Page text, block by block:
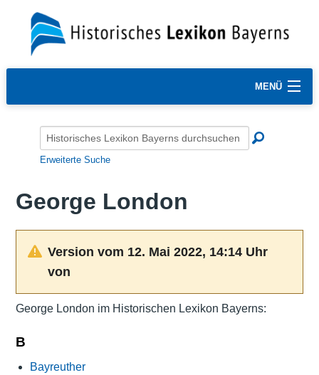
MENÜ
Erweiterte Suche
George London
Version vom 12. Mai 2022, 14:14 Uhr
von
George London im Historischen Lexikon Bayerns:
B
Bayreuther